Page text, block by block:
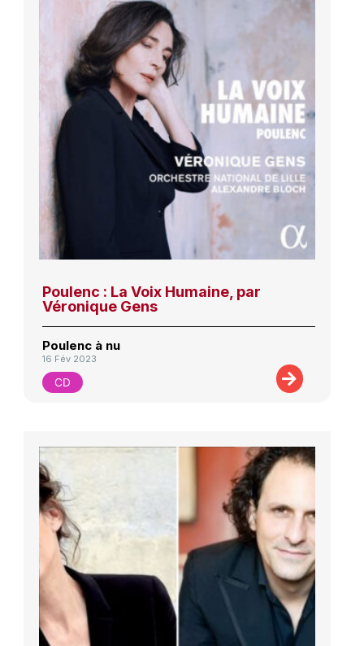
Poulenc : La Voix Humaine, par
Véronique Gens
Poulenc à nu
16 Fév 2023
CD